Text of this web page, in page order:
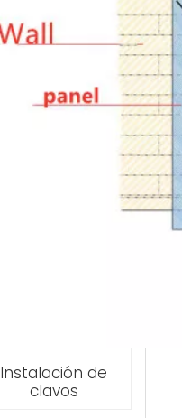
Instalación de
clavos